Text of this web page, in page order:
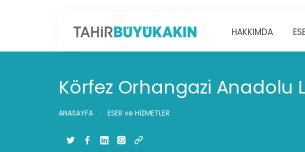
HAKKIMDA
Körfez Orhangazi Anadolu
ANASAYFA ESER ve HİZMETLER